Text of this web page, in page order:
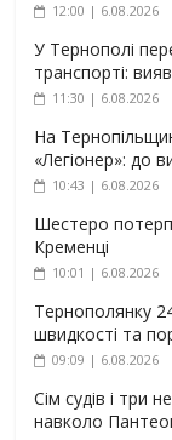
12:00 | 6.08.2026
У Тернополі
транспорті:
11:30 | 6.08.2026
На
«Легіонер»: до
10:43 | 6.08.2026
Шестеро
Кременці
10:01 | 6.08.2026
Тернополянку
швидкості та
09:09 | 6.08.2026
Сім судів і три
навколо